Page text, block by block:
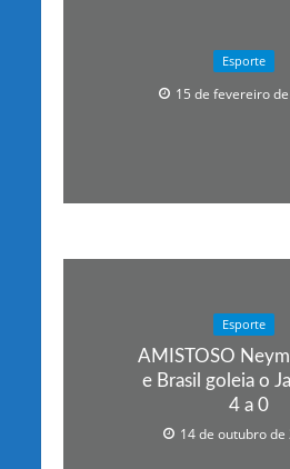
Esporte
15 de fevereiro
Esporte
AMISTOSO
e Brasil goleia o
4 a 0
14 de outubro de